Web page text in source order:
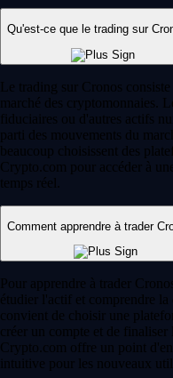
Qu'est-ce que le trading sur
Le trading sur Cronos
marché des cryptomonnaies.
fiduciaires ou d'autres actifs
parti des mouvements du
beaucoup choisissent des
Crypto.com pour accéder à
temps réel.
Comment apprendre à trader
Pour apprendre à trader
étudier l'actif et comprendre
convient de choisir une
créer un compte et de
Crypto.com offre un point
intuitive pour les nouveaux